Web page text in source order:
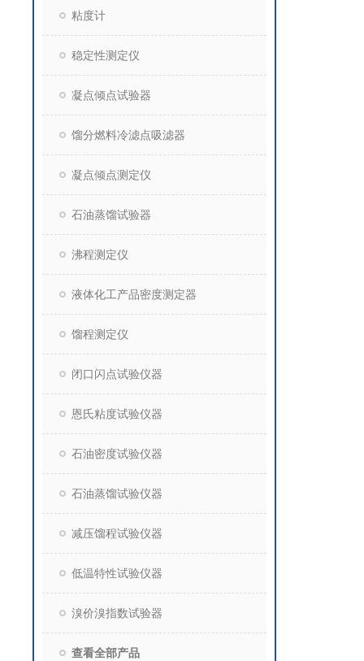
粘度计
稳定性测定仪
凝点倾点试验器
馏分燃料冷滤点吸滤器
凝点倾点测定仪
石油蒸馏试验器
沸程测定仪
液体化工产品密度测定器
馏程测定仪
闭口闪点试验仪器
恩氏粘度试验仪器
石油密度试验仪器
石油蒸馏试验仪器
减压馏程试验仪器
低温特性试验仪器
溴价溴指数试验器
查看全部产品